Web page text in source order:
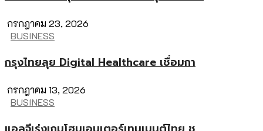
กรกฎาคม 23, 2026
BUSINESS
กรุงไทยลุย Digital Healthcare เชื่อมกา
กรกฎาคม 13, 2026
BUSINESS